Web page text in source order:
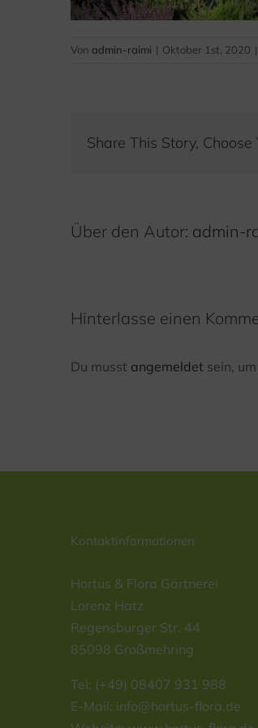
Von admin-raimi | Oktober 1st, 2020 |
Share This Story,
Über den Autor: admin-
Hinterlasse einen
Du musst angemeldet sein,
Kontaktinformationen
Hortus & Flora Gärtnerei
Lorenz Hatz
Regensburger Str. 44
85098 Großmehring
Tel: (+49) 08407 931 988
E-Mail: info@hortus-flora.de